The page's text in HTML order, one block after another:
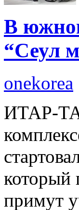
В
“Сеул
onekorea
ИТАР-
который
примут